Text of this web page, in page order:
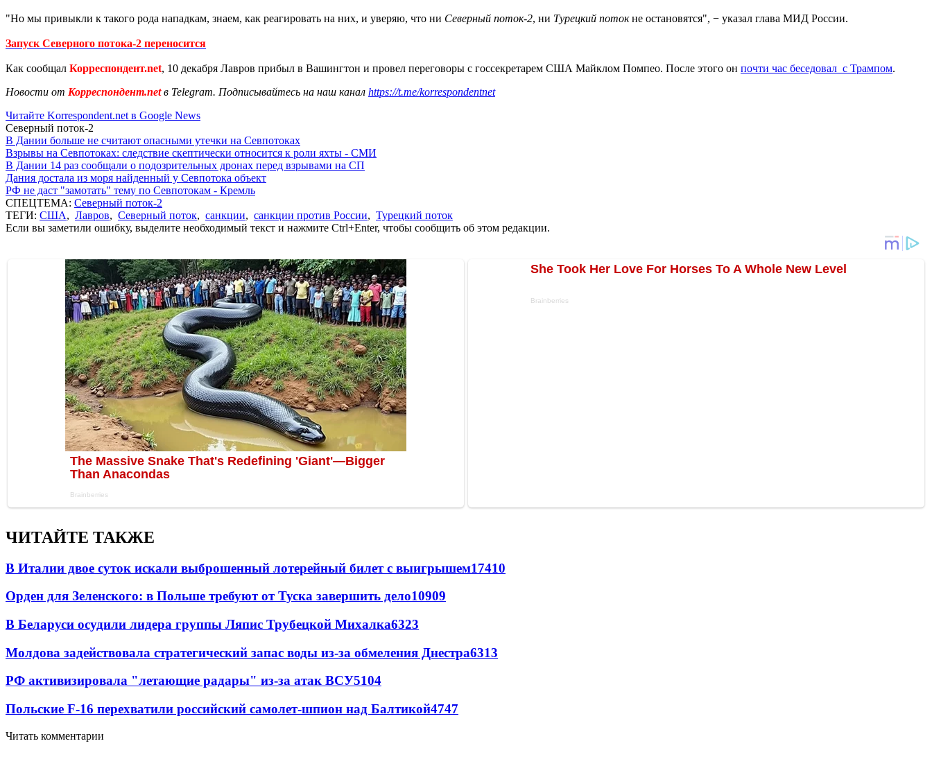
"Но мы привыкли к такого рода нападкам, знаем, как реагировать на них, и уверяю, что ни Северный поток-2, ни Турецкий потокне остановятся", − указал глава МИД России.
Запуск Северного потока-2 переносится
Как сообщал Корреспондент.net, 10 декабря Лавров прибыл в Вашингтон и провел переговоры с госсекретарем США Майклом Помпео. После этого он почти час беседовал с Трампом.
Новости от Корреспондент.netв Telegram. Подписывайтесь на наш канал https://t.me/korrespondentnet
Читайте Korrespondent.net в Google News
Северный поток-2
В Дании больше не считают опасными утечки на Севпотоках
Взрывы на Севпотоках: следствие скептически относится к роли яхты - СМИ
В Дании 14 раз сообщали о подозрительных дронах перед взрывами на СП
Дания достала из моря найденный у Севпотока объект
РФ не даст "замотать" тему по Севпотокам - Кремль
СПЕЦТЕМА: Северный поток-2
ТЕГИ: США, Лавров, Северный поток, санкции, санкции против России, Турецкий поток
Если вы заметили ошибку, выделите необходимый текст и нажмите Ctrl+Enter, чтобы сообщить об этом редакции.
ЧИТАЙТЕ ТАКЖЕ
В Италии двое суток искали выброшенный лотерейный билет с выигрышем17410
Орден для Зеленского: в Польше требуют от Туска завершить дело10909
В Беларуси осудили лидера группы Ляпис Трубецкой Михалка6323
Молдова задействовала стратегический запас воды из-за обмеления Днестра6313
РФ активизировала "летающие радары" из-за атак ВСУ5104
Польские F-16 перехватили российский самолет-шпион над Балтикой4747
Читать комментарии